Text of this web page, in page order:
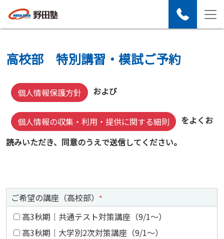
高校部 特別講習・模試ご予約
個人情報保護方針 および
個人情報の収集・利用・提供に関する細則
をよくお
読みいただき、同意のうえで送信してください。
ご希望の講座（高校部） *
高3秋期｜共通テスト対策講座（9/1～）
高3秋期｜大学別2次対策講座（9/1～）